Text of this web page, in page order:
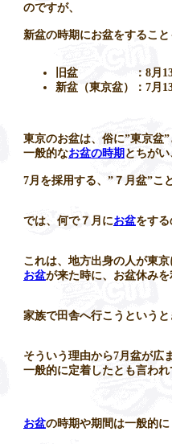
のですが、
新盆の時期にお盆をすること
旧盆 ：8月13日
新盆（東京盆）：7月
東京のお盆は、俗に”東京盆”
一般的なお盆の時期 とちがい
7月を採用する、”７月盆”こ
では、何で７月にお盆をする
これは、地方出身の人が東京
お盆が来た時に、お盆休みを
家族で田舎へ行こうという
そういう理由から7月盆が広
一般的に定着したとも言われ
お盆の時期や期間は一般的に